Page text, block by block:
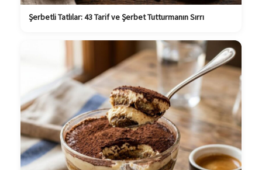
Şerbetli Tatlılar: 43 Tarif ve Şerbet Tutturmanın Sırrı